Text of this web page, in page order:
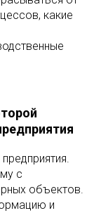
какие
с
объектов.
и